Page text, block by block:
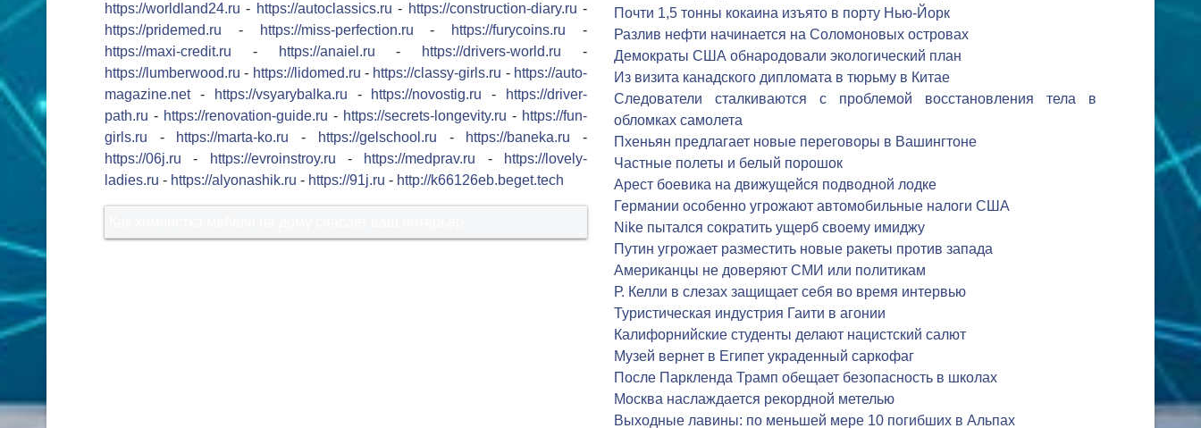
https://worldland24.ru - https://autoclassics.ru - https://construction-diary.ru -
https://pridemed.ru - https://miss-perfection.ru - https://furycoins.ru -
https://maxi-credit.ru - https://anaiel.ru - https://drivers-world.ru -
https://lumberwood.ru - https://lidomed.ru - https://classy-girls.ru - https://auto-
magazine.net- https://vsyarybalka.ru - https://novostig.ru -
https://driver-
path.ru - https://renovation-guide.ru - https://secrets-longevity.ru - https://fun-
girls.ru - https://marta-ko.ru - https://gelschool.ru - https://baneka.ru -
https://06j.ru - https://evroinstroy.ru - https://medprav.ru -
https://lovely-
ladies.ru - https://alyonashik.ru - https://91j.ru - http://k66126eb.beget.tech
Почти 1,5 тонны кокаина изъято в порту Нью-Йорк
Разлив нефти начинается на Соломоновых островах
Демократы США обнародовали экологический план
Из визита канадского дипломата в тюрьму в Китае
Следователи сталкиваются с проблемой восстановления тела в
обломках самолета
Пхеньян предлагает новые переговоры в Вашингтоне
Частные полеты и белый порошок
Арест боевика на движущейся подводной лодке
Германии особенно угрожают автомобильные налоги США
Nike пытался сократить ущерб своему имиджу
Путин угрожает разместить новые ракеты против запада
Американцы не доверяют СМИ или политикам
Р. Келли в слезах защищает себя во время интервью
Туристическая индустрия Гаити в агонии
Калифорнийские студенты делают нацистский салют
Музей вернет в Египет украденный саркофаг
После Паркленда Трамп обещает безопасность в школах
Москва наслаждается рекордной метелью
Выходные лавины: по меньшей мере 10 погибших в Альпах